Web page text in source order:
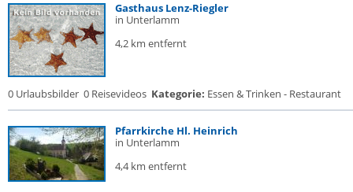
Gasthaus Lenz-Riegler
in Unterlamm
4,2 km entfernt
0 Urlaubsbilder 0 Reisevideos Kategorie: Essen & Trinken - Restaurant
Pfarrkirche Hl. Heinrich
in Unterlamm
4,4 km entfernt